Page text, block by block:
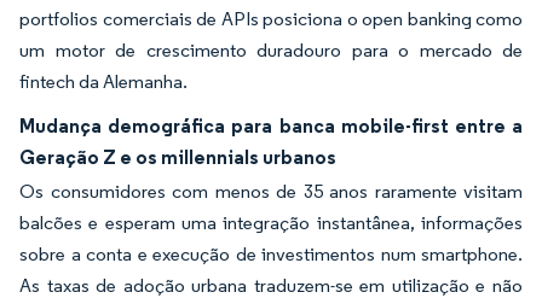
portfolios comerciais de APIs posiciona o open banking como
um motor de crescimento duradouro para o mercado de
fintech da Alemanha.
Mudança demográfica para banca mobile-first entre a
Geração Z e os millennials urbanos
Os consumidores com menos de 35 anos raramente visitam
balcões e esperam uma integração instantânea, informações
sobre a conta e execução de investimentos num smartphone.
As taxas de adoção urbana traduzem-se em utilização e não